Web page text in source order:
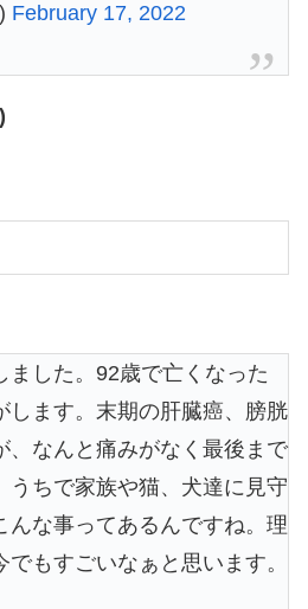
February 17, 2022
ました。92歳で亡くなった
します。末期の肝臓癌、膀胱
、なんと痛みがなく最後まで
うちで家族や猫、犬達に見守
んな事ってあるんですね。理
もすごいなぁと思います。